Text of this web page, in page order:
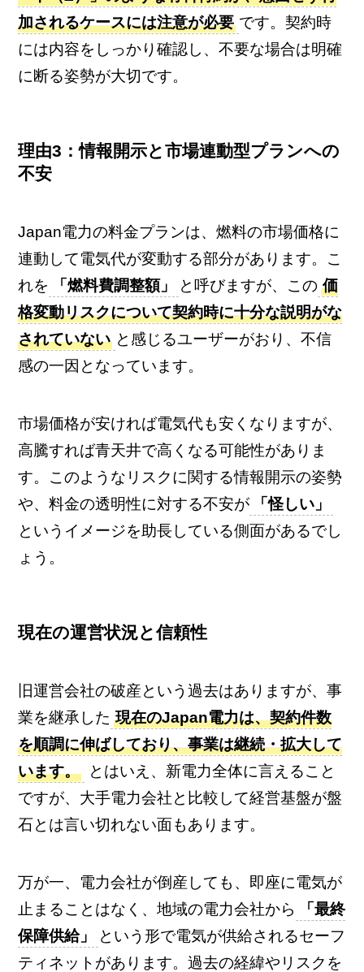
加されるケースには注意が必要 です。契約時
には内容をしっかり確認し、不要な場合は明確
に断る姿勢が大切です。
理由3：情報開示と市場連動型プランへの
不安
Japan電力の料金プランは、燃料の市場価格に
連動して電気代が変動する部分があります。こ
れを
「燃料費調整額」 と呼びますが、この 価
格変動リスクについて契約時に十分な説明がな
されていない と感じるユーザーがおり、不信
感の一因となっています。
市場価格が安ければ電気代も安くなりますが、
高騰すれば青天井で高くなる可能性がありま
す。このようなリスクに関する情報開示の姿勢
や、料金の透明性に対する不安が
「怪しい」
というイメージを助長している側面があるでし
ょう。
現在の運営状況と信頼性
旧運営会社の破産という過去はありますが、事
業を継承した 現在のJapan電力は、契約件数
を順調に伸ばしており、事業は継続・拡大して
います。
とはいえ、新電力全体に言えること
ですが、大手電力会社と比較して経営基盤が盤
石とは言い切れない面もあります。
万が一、電力会社が倒産しても、即座に電気が
止まることはなく、地域の電力会社から
「最終
保障供給」
という形で電気が供給されるセーフ
ティネットがあります。過去の経緯やリスクを